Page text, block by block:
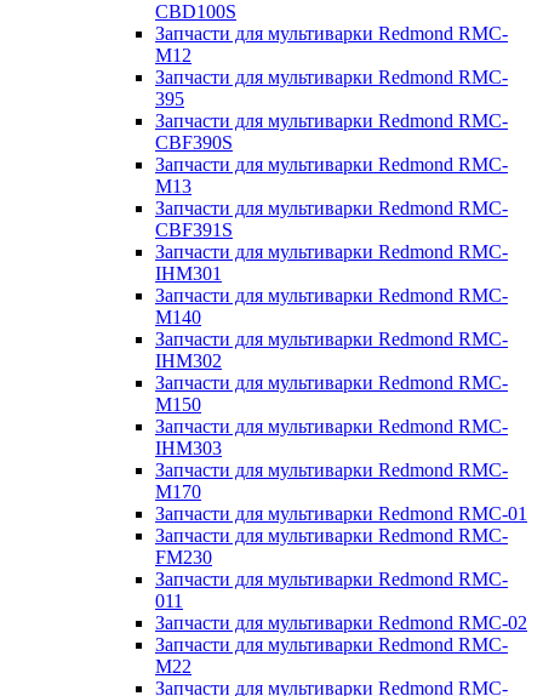
CBD100S
Запчасти для мультиварки Redmond RMC-
M12
Запчасти для мультиварки Redmond RMC-
395
Запчасти для мультиварки Redmond RMC-
CBF390S
Запчасти для мультиварки Redmond RMC-
M13
Запчасти для мультиварки Redmond RMC-
CBF391S
Запчасти для мультиварки Redmond RMC-
IHM301
Запчасти для мультиварки Redmond RMC-
M140
Запчасти для мультиварки Redmond RMC-
IHM302
Запчасти для мультиварки Redmond RMC-
M150
Запчасти для мультиварки Redmond RMC-
IHM303
Запчасти для мультиварки Redmond RMC-
M170
Запчасти для мультиварки Redmond RMC-01
Запчасти для мультиварки Redmond RMC-
FM230
Запчасти для мультиварки Redmond RMC-
011
Запчасти для мультиварки Redmond RMC-02
Запчасти для мультиварки Redmond RMC-
M22
Запчасти для мультиварки Redmond RMC-